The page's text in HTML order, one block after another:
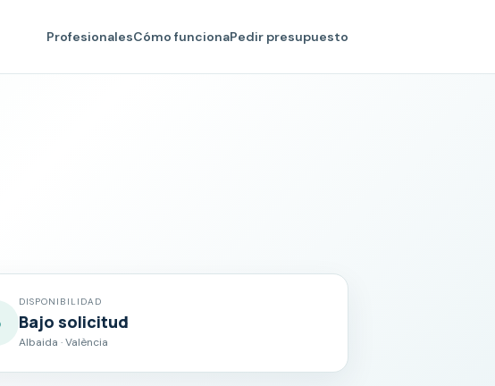
ProfesionalesCómo funcionaPedir presupuesto
DISPONIBILIDAD
Bajo solicitud
Albaida · València